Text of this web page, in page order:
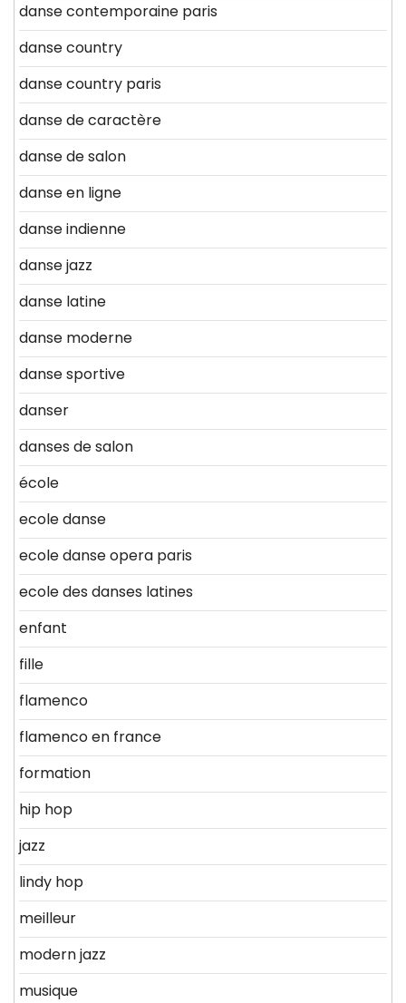
danse contemporaine paris
danse country
danse country paris
danse de caractère
danse de salon
danse en ligne
danse indienne
danse jazz
danse latine
danse moderne
danse sportive
danser
danses de salon
école
ecole danse
ecole danse opera paris
ecole des danses latines
enfant
fille
flamenco
flamenco en france
formation
hip hop
jazz
lindy hop
meilleur
modern jazz
musique